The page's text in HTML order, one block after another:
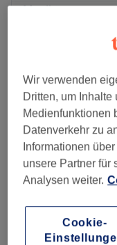
Maniküre
Maniküre mit Lack
Schnellansicht
Montag
Dienstag
Mittwoch
Donnerstag
Freitag
Samstag
Sonntag
Wir verwenden
Dritten, um
Medienfunktionen
Datenverkehr zu
Informationen
unsere Partner für
Analysen weiter.
Cookie-